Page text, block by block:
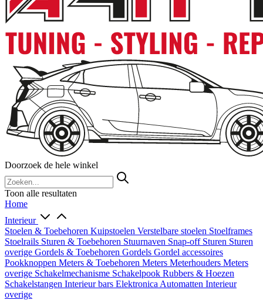
Doorzoek de hele winkel
Toon alle resultaten
Home
Interieur
Stoelen & Toebehoren Kuipstoelen Verstelbare stoelen Stoelframes
Stoelrails Sturen & Toebehoren Stuurnaven Snap-off Sturen Sturen
overige Gordels & Toebehoren Gordels Gordel accessoires
Pookknoppen Meters & Toebehoren Meters Meterhouders Meters
overige Schakelmechanisme Schakelpook Rubbers & Hoezen
Schakelstangen Interieur bars Elektronica Automatten Interieur
overige